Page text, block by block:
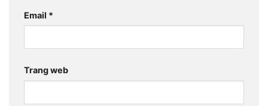
Email *
Trang web